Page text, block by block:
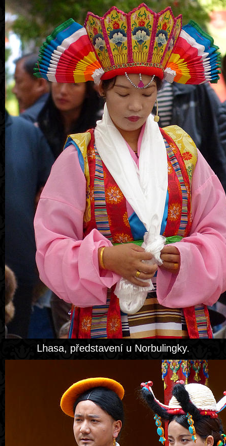
Lhasa, představení u Norbulingky.